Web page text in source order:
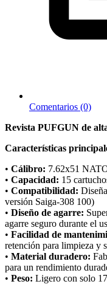
Comentarios (0)
Revista PUFGUN de
Características
• Cálibro: 7.62x51
• Capacidad: 15
• Compatibilidad:
versión Saiga-308 100)
• Diseño de agarre:
agarre seguro durante el
• Facilidad de
retención para limpieza y
• Material duradero:
para un rendimiento
• Peso: Ligero con solo